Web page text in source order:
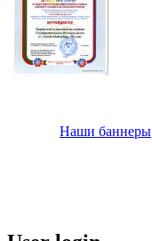
Наши баннеры